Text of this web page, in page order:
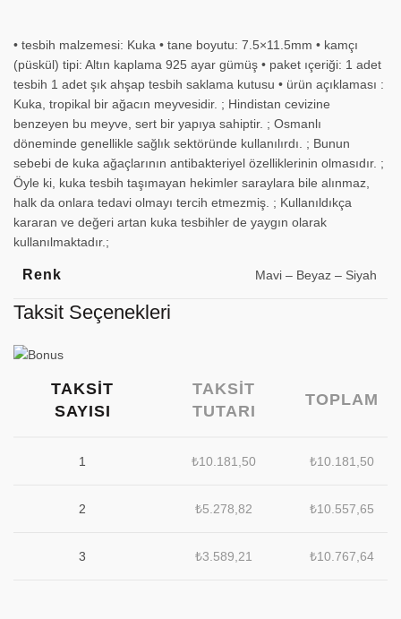
• tesbih malzemesi: Kuka • tane boyutu: 7.5×11.5mm • kamçı
(püskül) tipi: Altın kaplama 925 ayar gümüş • paket ıçeriği: 1 adet
tesbih 1 adet şık ahşap tesbih saklama kutusu • ürün açıklaması :
Kuka, tropikal bir ağacın meyvesidir. ; Hindistan cevizine
benzeyen bu meyve, sert bir yapıya sahiptir. ; Osmanlı
döneminde genellikle sağlık sektöründe kullanılırdı. ; Bunun
sebebi de kuka ağaçlarının antibakteriyel özelliklerinin olmasıdır. ;
Öyle ki, kuka tesbih taşımayan hekimler saraylara bile alınmaz,
halk da onlara tedavi olmayı tercih etmezmiş. ; Kullanıldıkça
kararan ve değeri artan kuka tesbihler de yaygın olarak
kullanılmaktadır.;
Renk Mavi – Beyaz – Siyah
Taksit Seçenekleri
TAKSIT
SAYISI
TAKSIT
TUTARI
TOPLAM
1 ₺10.181,50 ₺10.181,50
2 ₺5.278,82 ₺10.557,65
3 ₺3.589,21 ₺10.767,64